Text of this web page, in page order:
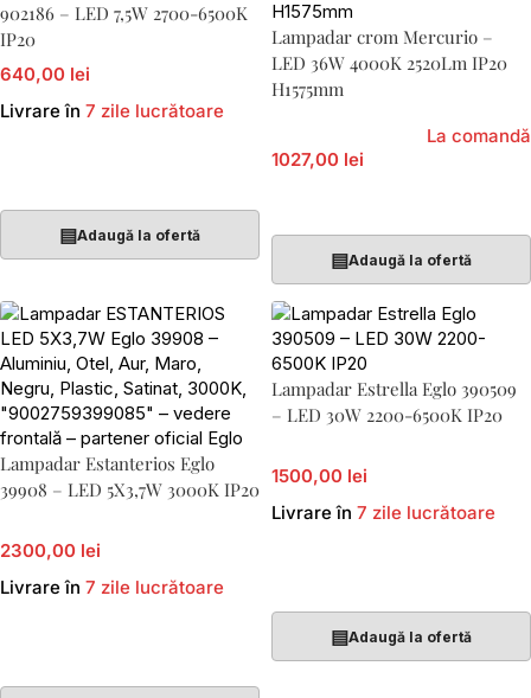
902186 – LED 7,5W 2700-6500K
IP20
640,00 lei
Livrare în 7 zile lucrătoare
▤Adaugă la ofertă
Lampadar crom Mercurio –
LED 36W 4000K 2520Lm IP20
H1575mm
1027,00 lei
La comandă
▤Adaugă la ofertă
Lampadar Estanterios Eglo
39908 – LED 5X3,7W 3000K IP20
2300,00 lei
Livrare în 7 zile lucrătoare
Lampadar Estrella Eglo 390509
– LED 30W 2200-6500K IP20
1500,00 lei
Livrare în 7 zile lucrătoare
▤Adaugă la ofertă